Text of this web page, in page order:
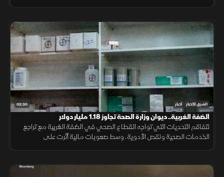
02:30 الشرق للأخبار أخبار
الضفة الغربية.. ديوان وزارة الصحة تجاوز 1.18 مليار دولار
تتفاقم التحديات التي تواجه القطاع الصحي في الضفة الغربية مع تراجع
الخدمات الصحية ونقص الأدوية، وسط صعوبات مالية أثرت على